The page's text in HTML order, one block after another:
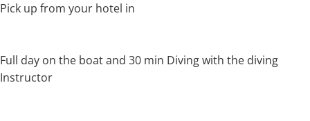
Pick up from your hotel in
Full day on the boat and 30 min Diving with the diving
Instructor